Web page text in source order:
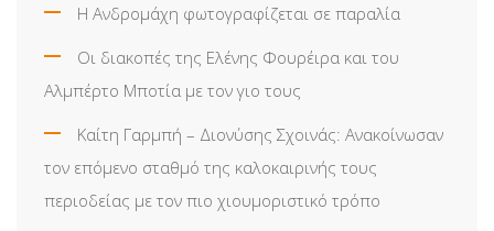
Η Ανδρομάχη φωτογραφίζεται σε παραλία
Οι διακοπές της Ελένης Φουρέιρα και του
Αλμπέρτο Μποτία με τον γιο τους
Καίτη Γαρμπή – Διονύσης Σχοινάς: Ανακοίνωσαν
τον επόμενο σταθμό της καλοκαιρινής τους
περιοδείας με τον πιο χιουμοριστικό τρόπο